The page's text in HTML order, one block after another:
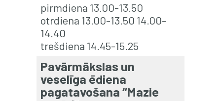
pirmdiena 13.00-13.50
otrdiena 13.00-13.50 14.00-
14.40
trešdiena 14.45-15.25
Pavārmākslas un
veselīga ēdiena
pagatavošana “Mazie